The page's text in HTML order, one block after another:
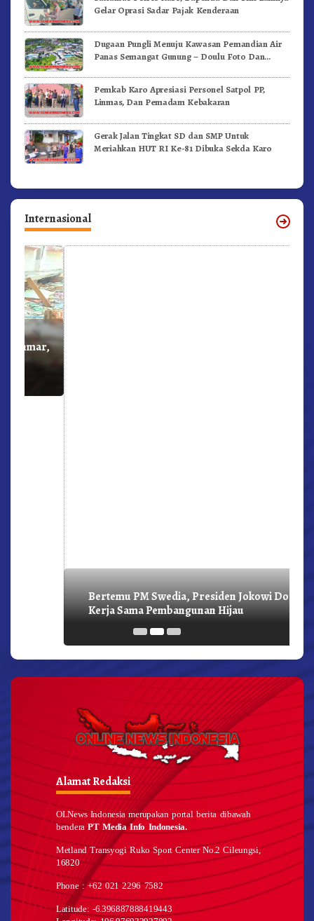
Gelar Oprasi Sadar Pajak Kenderaan
Dugaan Pungli Menuju Kawasan Pemandian Air
Panas Semangat Gunung – Doulu Foto Dan
Pemkab Karo Apresiasi Personel Satpol PP,
Linmas, Dan Pemadam Kebakaran
Gerak Jalan Tingkat SD dan SMP Untuk
Meriahkan HUT RI Ke-81 Dibuka Sekda Karo
Internasional
Bertemu PM Swedia, Presiden Jokowi Dorong
Kerja Sama Pembangunan Hijau
Alamat Redaksi
OLNews Indonesia merupakan portal berita dibawah
benderaPT Media Info Indonesia.
Metland Transyogi Ruko Sport Center No.2 Cileungsi,
16820
Phone : +62 021 2296 7582
Latitude: -6.396887888419443